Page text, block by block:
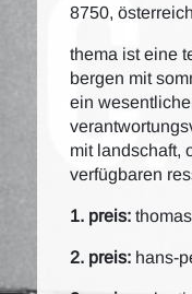
8750, österreich
thema ist eine
bergen mit
ein
mit landschaft,
verfügbaren
1. preis:
2. preis: hans-